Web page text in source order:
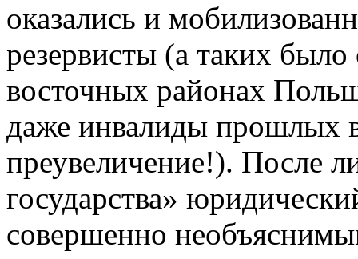
оказались и
резервисты (а таких
восточных районах
даже инвалиды прошлых
преувеличение!). После
государства»
совершенно